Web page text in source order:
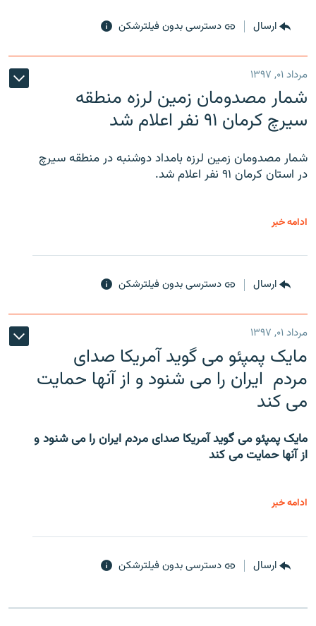
ارسال دسترسی بدون فیلترشکن
مرداد ۰۱, ۱۳۹۷
شمار مصدومان زمین لرزه منطقه
سیرچ کرمان ۹۱ نفر اعلام شد
شمار مصدومان زمین لرزه بامداد دوشنبه در منطقه سیرچ
در استان کرمان ۹۱ نفر اعلام شد.
ادامه خبر
ارسال دسترسی بدون فیلترشکن
مرداد ۰۱, ۱۳۹۷
مایک پمپئو می گوید آمریکا صدای
مردم ایران را می شنود و از آنها حمایت
می کند
مایک پمپئو می گوید آمریکا صدای مردم ایران را می شنود و
از آنها حمایت می کند
ادامه خبر
ارسال دسترسی بدون فیلترشکن